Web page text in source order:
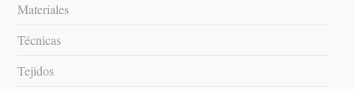
Materiales
Técnicas
Tejidos